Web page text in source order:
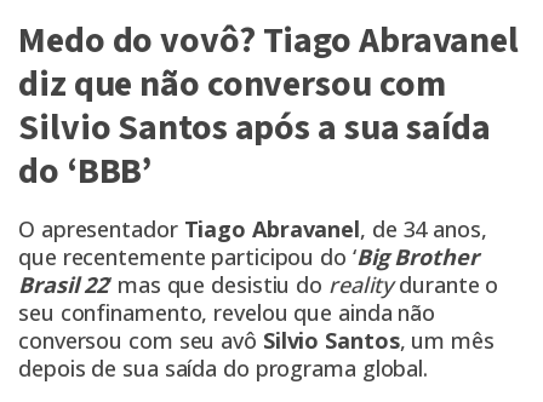
Medo do vovô? Tiago Abravanel
diz que não conversou com
Silvio Santos após a sua saída
do ‘BBB’
O apresentador Tiago Abravanel, de 34 anos,
que recentemente participou do ‘Big Brother
Brasil 22‘ mas que desistiu do realitydurante o
seu confinamento, revelou que ainda não
conversou com seu avô Silvio Santos, um mês
depois de sua saída do programa global.